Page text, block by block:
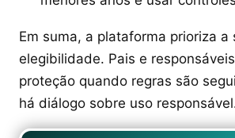
Em suma, a plataforma prioriza a
elegibilidade. Pais e
proteção quando regras são
há diálogo sobre uso